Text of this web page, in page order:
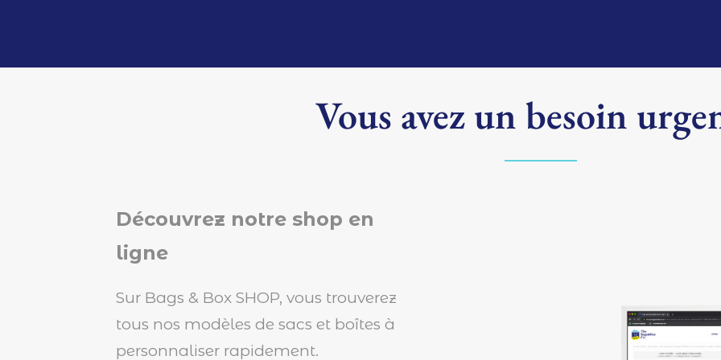
Vous avez un besoin
Découvrez notre shop en
ligne
Sur Bags & Box SHOP, vous trouverez
tous nos modèles de sacs et boîtes à
personnaliser rapidement.